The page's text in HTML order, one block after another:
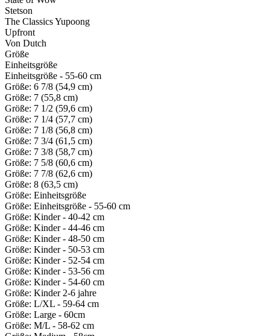
Stetson
The Classics Yupoong
Upfront
Von Dutch
Größe
Einheitsgröße
Einheitsgröße - 55-60 cm
Größe: 6 7/8 (54,9 cm)
Größe: 7 (55,8 cm)
Größe: 7 1/2 (59,6 cm)
Größe: 7 1/4 (57,7 cm)
Größe: 7 1/8 (56,8 cm)
Größe: 7 3/4 (61,5 cm)
Größe: 7 3/8 (58,7 cm)
Größe: 7 5/8 (60,6 cm)
Größe: 7 7/8 (62,6 cm)
Größe: 8 (63,5 cm)
Größe: Einheitsgröße
Größe: Einheitsgröße - 55-60 cm
Größe: Kinder - 40-42 cm
Größe: Kinder - 44-46 cm
Größe: Kinder - 48-50 cm
Größe: Kinder - 50-53 cm
Größe: Kinder - 52-54 cm
Größe: Kinder - 53-56 cm
Größe: Kinder - 54-60 cm
Größe: Kinder 2-6 jahre
Größe: L/XL - 59-64 cm
Größe: Large - 60cm
Größe: M/L - 58-62 cm